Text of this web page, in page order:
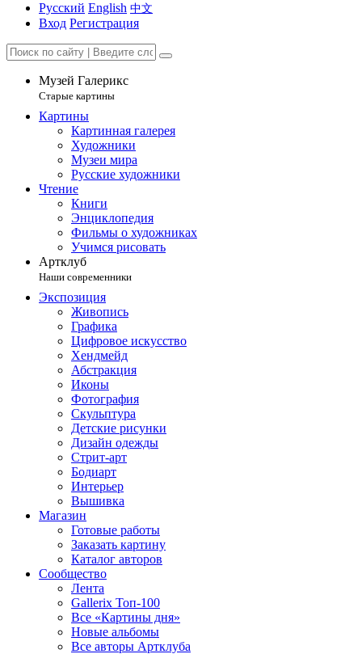
Русский English 中文
Вход Регистрация
Музей Галерикс
Старые картины
Картины
Картинная галерея
Художники
Музеи мира
Русские художники
Чтение
Книги
Энциклопедия
Фильмы о художниках
Учимся рисовать
Артклуб
Наши современники
Экспозиция
Живопись
Графика
Цифровое искусство
Хендмейд
Абстракция
Иконы
Фотография
Скульптура
Детские рисунки
Дизайн одежды
Стрит-арт
Бодиарт
Интерьер
Вышивка
Магазин
Готовые работы
Заказать картину
Каталог авторов
Сообщество
Лента
Gallerix Топ-100
Все «Картины дня»
Новые альбомы
Все авторы Артклуба